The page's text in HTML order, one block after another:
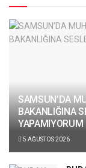
SAMSUN’DA
BAKANLIĞINA
YAPAMIYORUM
5 AĞUSTOS 2026